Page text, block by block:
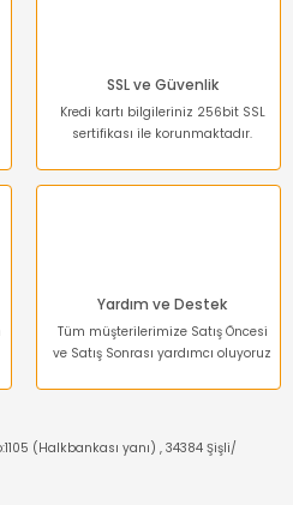
SSL ve Güvenlik
Kredi kartı bilgileriniz 256bit SSL
sertifikası ile korunmaktadır.
Yardım ve Destek
Tüm müşterilerimize Satış Öncesi
ve Satış Sonrası yardımcı oluyoruz
(Halkbankası yanı) , 34384 Şişli/